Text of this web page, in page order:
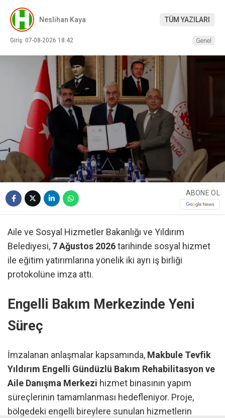
Neslihan Kaya TÜM YAZILARI
Giriş: 07-08-2026 18:42 Genel
ABONE OL
Aile ve Sosyal Hizmetler Bakanlığı ve Yıldırım
Belediyesi, 7 Ağustos 2026tarihinde sosyal hizmet
ile eğitim yatırımlarına yönelik iki ayrı iş birliği
protokolüne imza attı.
Engelli Bakım Merkezinde Yeni
Süreç
İmzalanan anlaşmalar kapsamında, Makbule Tevfik
Yıldırım Engelli Gündüzlü Bakım Rehabilitasyon ve
Aile Danışma Merkezi hizmet binasının yapım
süreçlerinin tamamlanması hedefleniyor. Proje,
bölgedeki engelli bireylere sunulan hizmetlerin